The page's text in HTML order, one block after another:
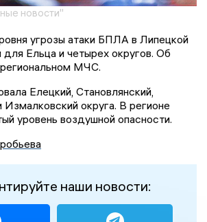
новости"
угрозы атаки БПЛА в Липецкой
для Ельца и четырех округов. Об
МЧС.
Елецкий, Становлянский,
Измалковский округа. В регионе
уровень воздушной опасности.
наши новости: